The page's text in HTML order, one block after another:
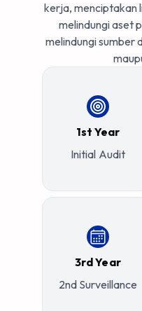
kerja, menciptakan
melindungi aset
melindungi sumber
1st Year
Initial Audit
3rd Year
2nd Surveillance